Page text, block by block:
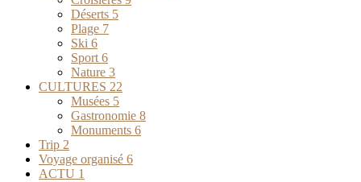
Déserts 5
Plage 7
Ski 6
Sport 6
Nature 3
CULTURES 22
Musées 5
Gastronomie 8
Monuments 6
Trip 2
Voyage organisé 6
ACTU 1